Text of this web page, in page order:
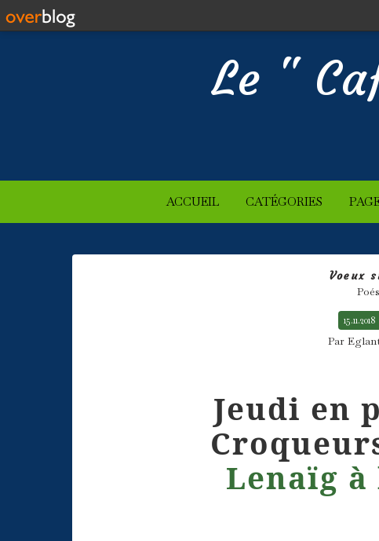
Le "
ACCUEIL CATÉGORIES
Voeux
15.11.2018
Par
Jeudi en
Lenaïg